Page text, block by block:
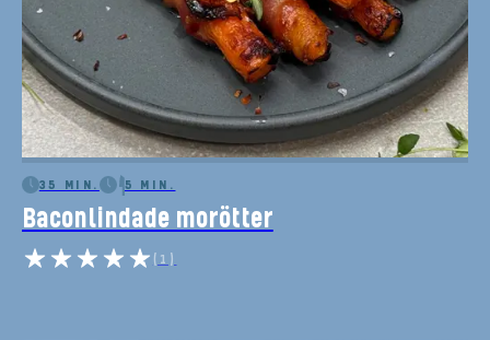
35 MIN. 5 MIN.
Baconlindade morötter
(1)